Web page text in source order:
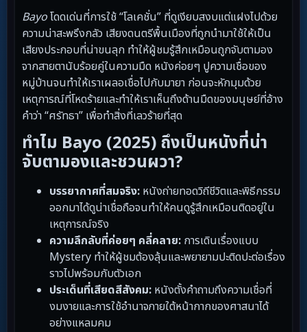
Bayoโดดเด่นที่การใช้ “โลเคชั่น” ที่ดูเงียบสงบแต่แฝงไปด้วย
ความน่าสะพรึงกลัว เสียงดนตรีพื้นเมืองที่ถูกนำมาใช้ให้เป็น
เสียงประกอบที่น่าขนลุก ทำให้ผู้ชมรู้สึกเหมือนถูกจับตามอง
จากสายตานับร้อยคู่ในความมืด หนังค่อยๆ ปูความเชื่อของ
หมู่บ้านจนทำให้เราเผลอเชื่อไปกับมายา ก่อนจะหักมุมด้วย
เหตุการณ์ที่โหดร้ายและทำให้เราเห็นถึงด้านมืดของมนุษย์ที่อ้าง
คำว่า “ศรัทธา” เพื่อทำสิ่งที่เลวร้ายที่สุด
ทำไม Bayo (2025) ถึงเป็นหนังที่น่า
จับตามองและชวนผวา?
บรรยากาศที่สมจริง: หนังถ่ายทอดวิถีชีวิตและพิธีกรรม
ออกมาได้ดูน่าเชื่อถือจนทำให้คนดูรู้สึกเหมือนติดอยู่ใน
เหตุการณ์จริง
ความลึกลับที่ค่อยๆ คลี่คลาย: การเดินเรื่องแบบ
Mystery ทำให้ผู้ชมต้องลุ้นและพยายามปะติดปะต่อเรื่อง
ราวไปพร้อมกับตัวเอก
ประเด็นที่เสียดสีสังคม: หนังตั้งคำถามถึงความเชื่อที่
งมงายและการใช้อำนาจภายใต้หน้ากากของศาสนาได้
อย่างแหลมคม